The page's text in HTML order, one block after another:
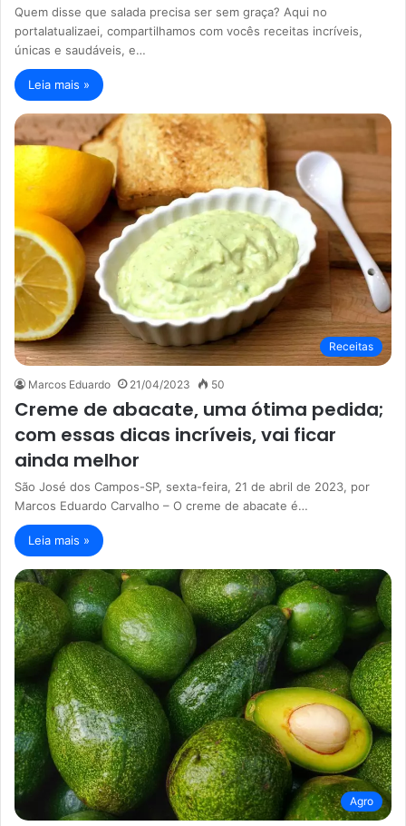
Quem disse que salada precisa ser sem graça? Aqui no
portalatualizaei, compartilhamos com vocês receitas incríveis,
únicas e saudáveis, e…
Leia mais »
Receitas
Marcos Eduardo 21/04/2023 50
Creme de abacate, uma ótima pedida;
com essas dicas incríveis, vai ficar
ainda melhor
São José dos Campos-SP, sexta-feira, 21 de abril de 2023, por
Marcos Eduardo Carvalho – O creme de abacate é…
Leia mais »
Agro